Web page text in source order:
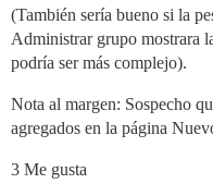
(También sería bueno si la
Administrar grupo mostrara
podría ser más complejo).
Nota al margen: Sospecho
agregados en la página
3 Me gusta